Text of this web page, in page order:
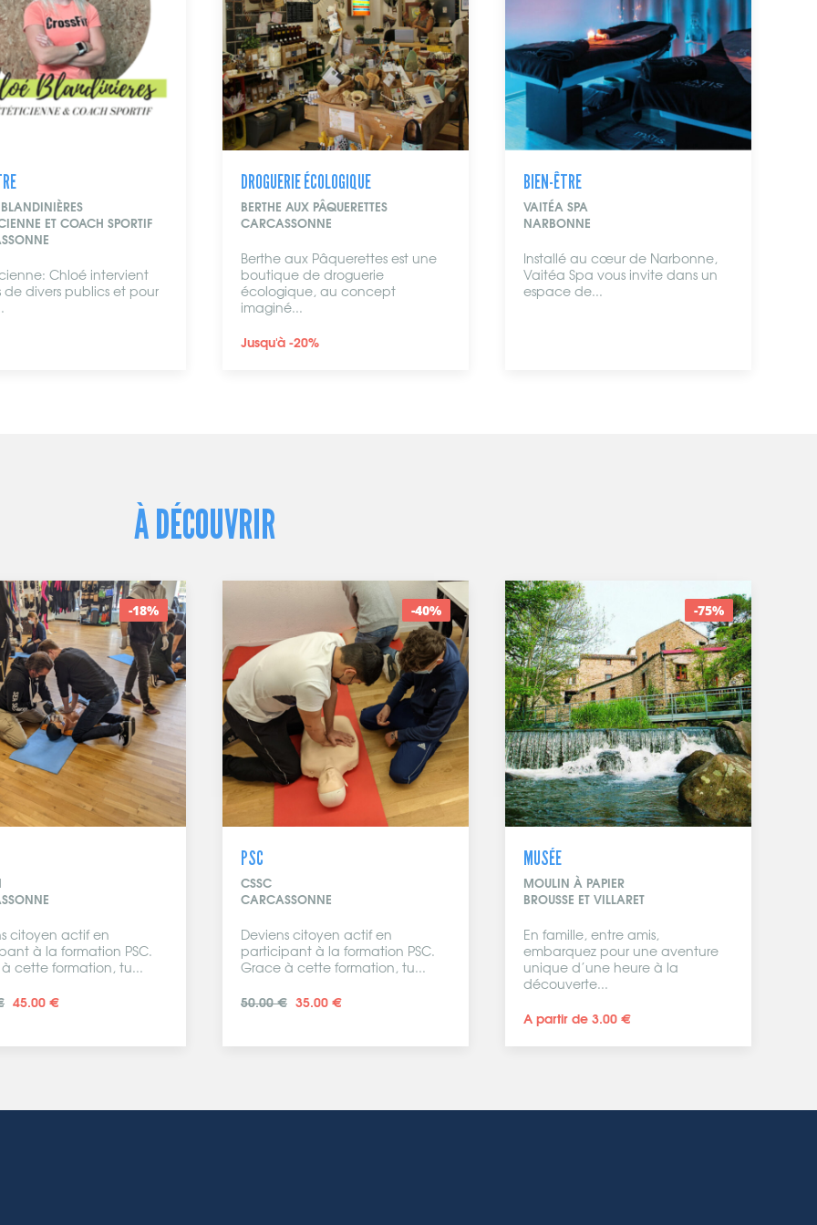
BERTHE AUX PÂQUERETTES
CARCASSONNE
Berthe aux Pâquerettes est une
boutique de droguerie
écologique, au concept
BIEN-ÊTRE
VAITÉA SPA
Installé au cœur de Narbonne,
Vaitéa Spa vous invite dans un
espace de...
Spécialiste Beauté et Bien-
You and Beauty
À DÉCOUVRIR
-18%
citoyen actif en
à la formation PSC.
cette formation, tu...
45.00 €
-40%
PSC
CSSC
CARCASSONNE
Deviens citoyen actif en
participant à la formation PSC.
Grace à cette formation, tu...
50.00 € 35.00 €
-75%
MUSÉE
MOULIN À PAPIER
BROUSSE ET VILLARET
En famille, entre amis,
embarquez pour une aventure
unique d’une heure à la
découverte...
A partir de 3.00 €